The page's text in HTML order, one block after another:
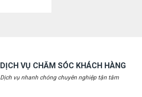
DỊCH VỤ CHĂM SÓC KHÁCH HÀNG
Dịch vụ nhanh chóng chuyên nghiệp tận tâm